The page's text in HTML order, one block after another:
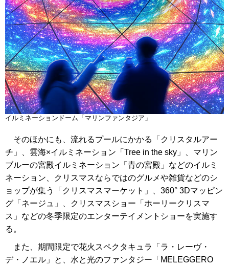
イルミネーションドーム「マリンファンタジア」
そのほかにも、流れるプールにかかる「クリスタルアー
チ」、雲海×イルミネーション「Tree in the sky」、マリン
ブルーの宮殿イルミネーション「青の宮殿」などのイルミ
ネーション、クリスマスならではのグルメや雑貨などのシ
ョップが集う「クリスマスマーケット」、360° 3Dマッピン
グ「ネージュ」、クリスマスショー「ホーリークリスマ
ス」などの冬季限定のエンターテイメントショーを実施す
る。
また、期間限定で花火スペクタキュラ「ラ・レーヴ・
デ・ノエル」と、水と光のファンタジー「MELEGGERO